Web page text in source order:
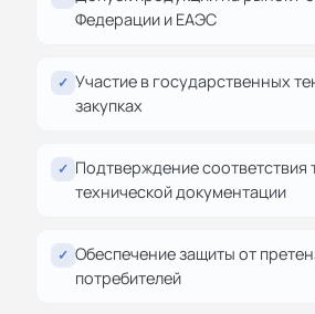
Федерации и ЕАЭС
✓ Участие в государственных
закупках
✓ Подтверждение соответствия
технической документации
✓ Обеспечение защиты от
потребителей